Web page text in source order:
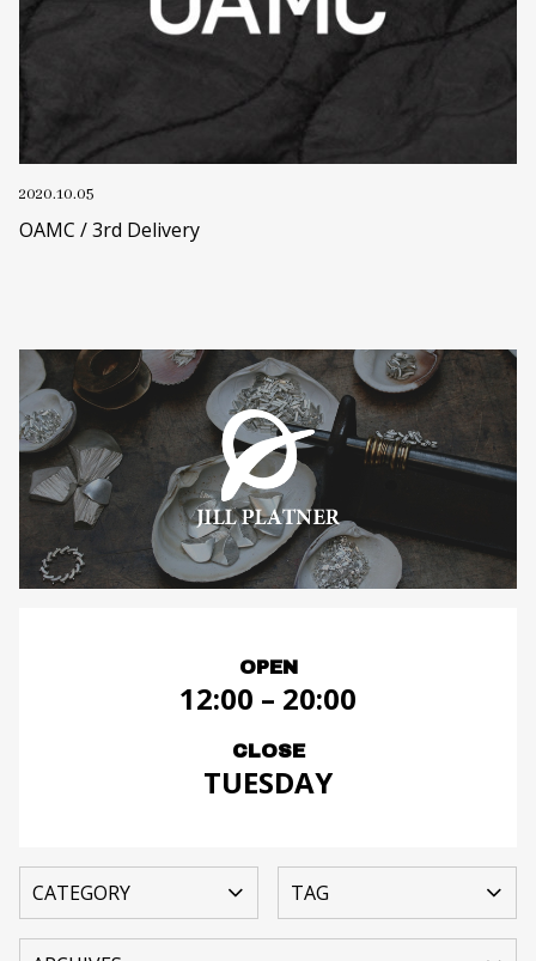
2020.10.05
OAMC / 3rd Delivery
OPEN
12:00 – 20:00
CLOSE
TUESDAY